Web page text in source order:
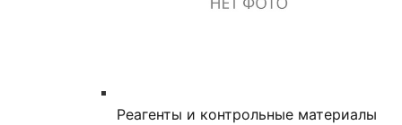
Реагенты и контрольные материалы